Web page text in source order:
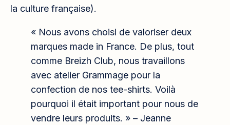
la culture française).
« Nous avons choisi de valoriser deux
marques made in France. De plus, tout
comme Breizh Club, nous travaillons
avec atelier Grammage pour la
confection de nos tee-shirts. Voilà
pourquoi il était important pour nous de
vendre leurs produits. » – Jeanne